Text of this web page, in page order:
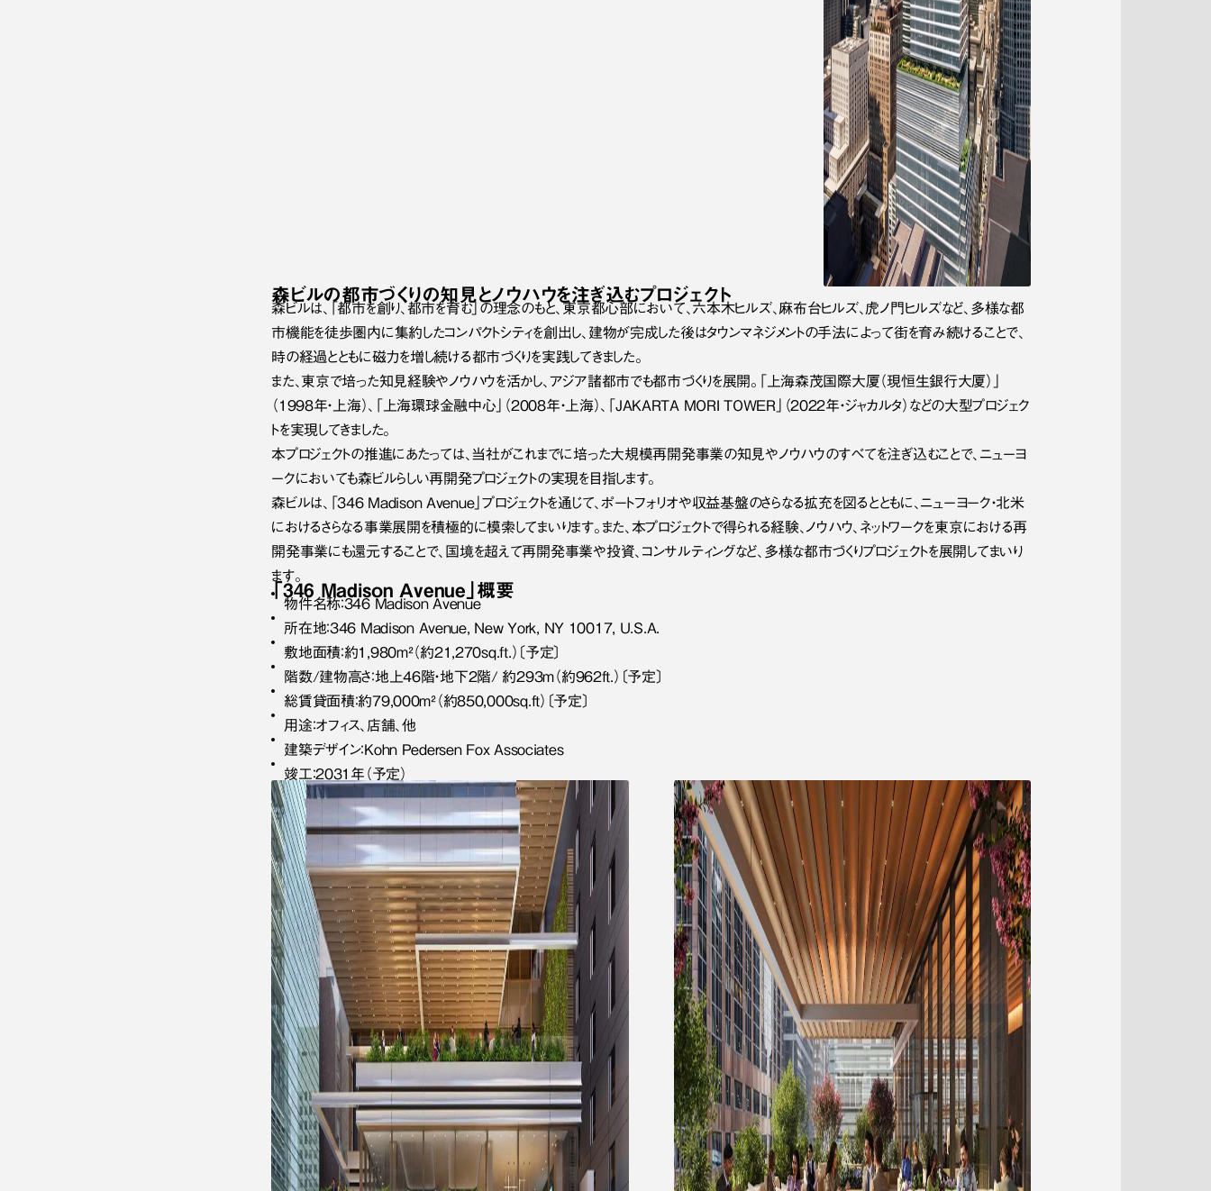
森ビルの都市づくりの知見とノウハウを注ぎ込むプロジェクト
森ビルは、「都市を創り、都市を育む」の理念のもと、東京都心部において、六本木ヒルズ、麻布台ヒルズ、虎ノ門ヒルズなど、多様な都
市機能を徒歩圏内に集約したコンパクトシティを創出し、建物が完成した後はタウンマネジメントの手法によって街を育み続けることで、
時の経過とともに磁力を増し続ける都市づくりを実践してきました。
また、東京で培った知見経験やノウハウを活かし、アジア諸都市でも都市づくりを展開。「上海森茂国際大厦（現恒生銀行大厦）」
（1998年・上海）、「上海環球金融中心」（2008年・上海）、「JAKARTA MORI TOWER」（2022年・ジャカルタ）などの大型プロジェク
トを実現してきました。
本プロジェクトの推進にあたっては、当社がこれまでに培った大規模再開発事業の知見やノウハウのすべてを注ぎ込むことで、ニューヨ
ークにおいても森ビルらしい再開発プロジェクトの実現を目指します。
森ビルは、「346 Madison Avenue」プロジェクトを通じて、ポートフォリオや収益基盤のさらなる拡充を図るとともに、ニューヨーク・北米
におけるさらなる事業展開を積極的に模索してまいります。また、本プロジェクトで得られる経験、ノウハウ、ネットワークを東京における再
開発事業にも還元することで、国境を超えて再開発事業や投資、コンサルティングなど、多様な都市づくりプロジェクトを展開してまいり
ます。
「346 Madison Avenue」 概要
物件名称：346 Madison Avenue
所在地：346 Madison Avenue, New York, NY 10017, U.S.A.
敷地面積：約1,980m²（約21,270sq.ft.）〔予定〕
階数/建物高さ：地上46階・地下2階/ 約293m（約962ft.）〔予定〕
総賃貸面積：約79,000m²（約850,000sq.ft）〔予定〕
用途：オフィス、店舗、他
建築デザイン：Kohn Pedersen Fox Associates
竣工：2031年（予定）